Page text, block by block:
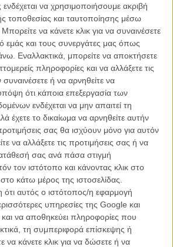
ενδέχεται να χρησιμοποιήσουμε ακριβή
τοποθεσίας και ταυτοποίησης μέσω
να κάνετε κλικ για να συναινέσετε
εμάς και τους συνεργάτες μας όπως
Εναλλακτικά, μπορείτε να αποκτήσετε
πληροφορίες και να αλλάξετε τις
ή να αρνηθείτε να
ότι κάποια επεξεργασία των
ενδέχεται να μην απαιτεί τη
έχετε το δικαίωμα να αρνηθείτε αυτήν
σας θα ισχύουν μόνο για αυτόν
να αλλάξετε τις προτιμήσεις σας ή να
σας ανά πάσα στιγμή
τον ιστότοπο και κάνοντας κλικ στο
κάτω μέρος της ιστοσελίδας.
αυτός ο ιστότοπος/η εφαρμογή
υπηρεσίες της Google και
και να αποθηκεύει πληροφορίες που
τη συμπεριφορά επίσκεψης ή
κάνετε κλικ για να δώσετε ή να
γεμάτο ένταση αλλά και μια τεράστια καρδιά
της ιστορίας του, το «Arrival»
η εξέταση του Βιλνέβ στο είδος της
λίγο πριν το sequel του «Blade Runner»
μηχανή του Χόλιγουντ ουσιαστικά
του στην αμερικανική βιομηχανία του
το γεγονός ότι η ταινία αποτελεί ό,τι
ο δημιουργός μέχρι τώρα, έχοντας ήδη
λίστα με τις καλύτερες ταινίες της χρονιάς
επιτυχία όλες τις σκηνοθετικές
ο Βιλνέβ από την αρχή της καριέρας
δράμα, αυστηρή σκηνοθεσία, έκδηλο
και, φυσικά, αγάπη και τιμή για το
αισθητική του καναδικού τρόμου.
πεμπτουσία του σινεμά του Ντενί Βιλνέβ.
2016: Οι Εϊμι Ανταμς και Τζέρεμι
εξωγήινους;